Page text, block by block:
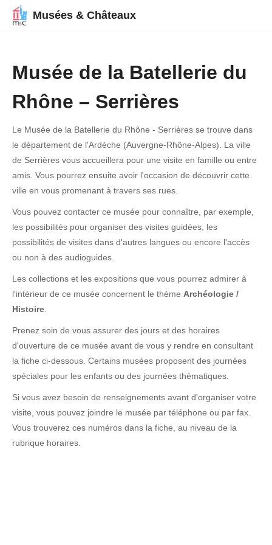
Musées & Châteaux
Musée de la Batellerie du
Rhône – Serrières
Le Musée de la Batellerie du Rhône - Serrières se trouve dans
le département de l'Ardèche (Auvergne-Rhône-Alpes). La ville
de Serrières vous accueillera pour une visite en famille ou entre
amis. Vous pourrez ensuite avoir l'occasion de découvrir cette
ville en vous promenant à travers ses rues.
Vous pouvez contacter ce musée pour connaître, par exemple,
les possibilités pour organiser des visites guidées, les
possibilités de visites dans d'autres langues ou encore l'accès
ou non à des audioguides.
Les collections et les expositions que vous pourrez admirer à
l'intérieur de ce musée concernent le thème Archéologie /
Histoire
Prenez soin de vous assurer des jours et des horaires
d'ouverture de ce musée avant de vous y rendre en consultant
la fiche ci-dessous. Certains musées proposent des journées
spéciales pour les enfants ou des journées thématiques.
Si vous avez besoin de renseignements avant d'organiser votre
visite, vous pouvez joindre le musée par téléphone ou par fax.
Vous trouverez ces numéros dans la fiche, au niveau de la
rubrique horaires.